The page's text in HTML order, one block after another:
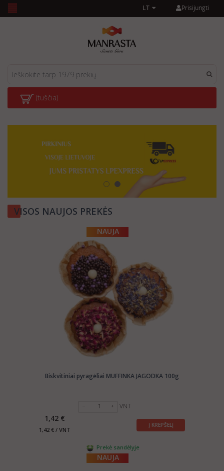
Prisijungti
LT
(tuščia)
PLAČIAU
VISOS NAUJOS PREKĖS
NAUJA
Biskvitiniai pyragėliai MUFFINKA JAGODKA 100g
VNT
1,42 €
1,42 € / VNT
Į KREPŠELĮ
Prekė sandėlyje
NAUJA